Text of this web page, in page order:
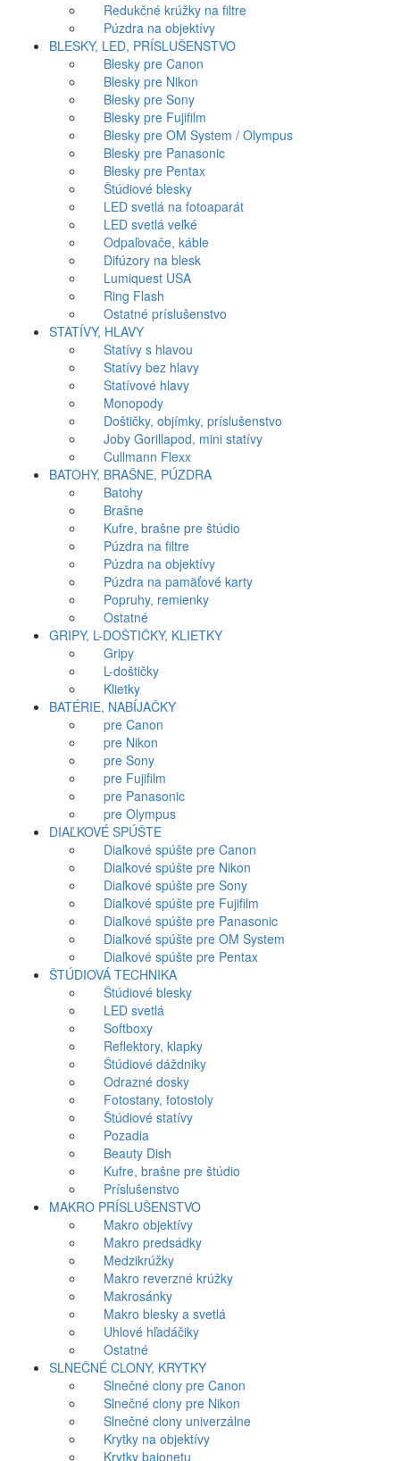
Redukčné krúžky na filtre
Púzdra na objektívy
BLESKY, LED, PRÍSLUŠENSTVO
Blesky pre Canon
Blesky pre Nikon
Blesky pre Sony
Blesky pre Fujifilm
Blesky pre OM System / Olympus
Blesky pre Panasonic
Blesky pre Pentax
Štúdiové blesky
LED svetlá na fotoaparát
LED svetlá veľké
Odpaľovače, káble
Difúzory na blesk
Lumiquest USA
Ring Flash
Ostatné príslušenstvo
STATÍVY, HLAVY
Statívy s hlavou
Statívy bez hlavy
Statívové hlavy
Monopody
Doštičky, objímky, príslušenstvo
Joby Gorillapod, mini statívy
Cullmann Flexx
BATOHY, BRAŠNE, PÚZDRA
Batohy
Brašne
Kufre, brašne pre štúdio
Púzdra na filtre
Púzdra na objektívy
Púzdra na pamäťové karty
Popruhy, remienky
Ostatné
GRIPY, L-DOŠTIČKY, KLIETKY
Gripy
L-doštičky
Klietky
BATÉRIE, NABÍJAČKY
pre Canon
pre Nikon
pre Sony
pre Fujifilm
pre Panasonic
pre Olympus
DIAĽKOVÉ SPÚŠTE
Diaľkové spúšte pre Canon
Diaľkové spúšte pre Nikon
Diaľkové spúšte pre Sony
Diaľkové spúšte pre Fujifilm
Diaľkové spúšte pre Panasonic
Diaľkové spúšte pre OM System
Diaľkové spúšte pre Pentax
ŠTÚDIOVÁ TECHNIKA
Štúdiové blesky
LED svetlá
Softboxy
Reflektory, klapky
Štúdiové dáždniky
Odrazné dosky
Fotostany, fotostoly
Štúdiové statívy
Pozadia
Beauty Dish
Kufre, brašne pre štúdio
Príslušenstvo
MAKRO PRÍSLUŠENSTVO
Makro objektívy
Makro predsádky
Medzikrúžky
Makro reverzné krúžky
Makrosánky
Makro blesky a svetlá
Uhlové hľadáčiky
Ostatné
SLNEČNÉ CLONY, KRYTKY
Slnečné clony pre Canon
Slnečné clony pre Nikon
Slnečné clony univerzálne
Krytky na objektívy
Krytky bajonetu